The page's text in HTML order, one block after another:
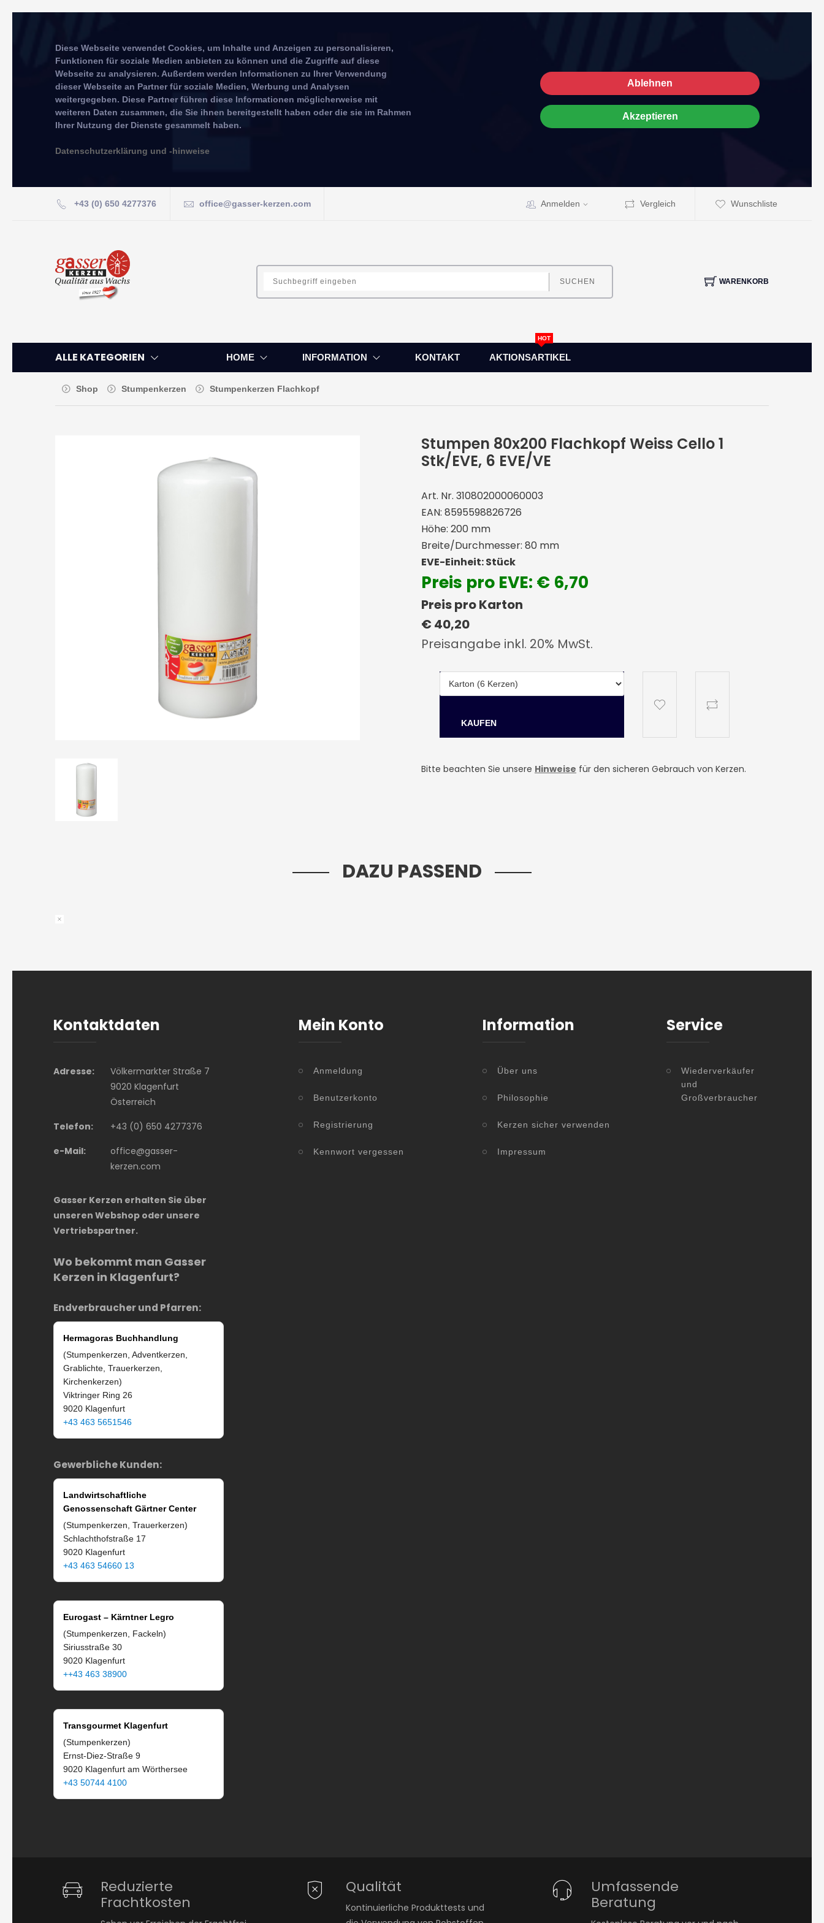
Diese Webseite verwendet Cookies, um Inhalte und Anzeigen zu personalisieren,
Funktionen für soziale Medien anbieten zu können und die Zugriffe auf diese
Webseite zu analysieren. Außerdem werden Informationen zu Ihrer Verwendung
dieser Webseite an Partner für soziale Medien, Werbung und Analysen
weitergegeben. Diese Partner führen diese Informationen möglicherweise mit
weiteren Daten zusammen, die Sie ihnen bereitgestellt haben oder die sie im Rahmen
Ihrer Nutzung der Dienste gesammelt haben.
Datenschutzerklärung und -hinweise
Ablehnen
Akzeptieren
+43 (0) 650 4277376 office@gasser-kerzen.com Anmelden Vergleich Wunschliste
SUCHEN WARENKORB
ALLE KATEGORIEN HOME INFORMATION KONTAKT AKTIONSARTIKEL
HOT
Shop Stumpenkerzen Stumpenkerzen Flachkopf
Stumpen 80x200 Flachkopf Weiss Cello 1
Stk/EVE, 6 EVE/VE
Art. Nr. 310802000060003
EAN: 8595598826726
Höhe: 200 mm
Breite/Durchmesser: 80 mm
EVE-Einheit: Stück
Preis pro EVE: € 6,70
Preis pro Karton
€ 40,20
Preisangabe inkl. 20% MwSt.
Bitte beachten Sie unsere Hinweise für den sicheren Gebrauch von Kerzen.
DAZU PASSEND
Kontaktdaten
Adresse:
Völkermarkter Straße 7
9020 Klagenfurt
Österreich
Telefon:
+43 (0) 650 4277376
e-Mail:
office@gasser-
kerzen.com
Gasser Kerzen erhalten Sie über
unseren Webshop oder unsere
Vertriebspartner.
Wo bekommt man Gasser
Kerzen in Klagenfurt?
Endverbraucher und Pfarren:
Hermagoras Buchhandlung
(Stumpenkerzen, Adventkerzen,
Grablichte, Trauerkerzen,
Kirchenkerzen)
Viktringer Ring 26
9020 Klagenfurt
+43 463 5651546
Gewerbliche Kunden:
Landwirtschaftliche
Genossenschaft Gärtner Center
(Stumpenkerzen, Trauerkerzen)
Schlachthofstraße 17
9020 Klagenfurt
+43 463 54660 13
Eurogast – Kärntner Legro
(Stumpenkerzen, Fackeln)
Siriusstraße 30
9020 Klagenfurt
++43 463 38900
Transgourmet Klagenfurt
(Stumpenkerzen)
Ernst-Diez-Straße 9
9020 Klagenfurt am Wörthersee
+43 50744 4100
Mein Konto
Anmeldung
Benutzerkonto
Registrierung
Kennwort vergessen
Information
Über uns
Philosophie
Kerzen sicher verwenden
Impressum
Service
Wiederverkäufer
und
Großverbraucher
Reduzierte
Frachtkosten
Qualität
Kontinuierliche Produkttests und
Umfassende
Beratung